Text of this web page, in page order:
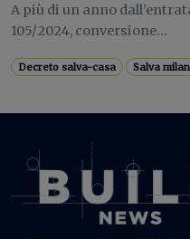
A più di un anno
105/2024, conversione...
Decreto salva-casa Salva